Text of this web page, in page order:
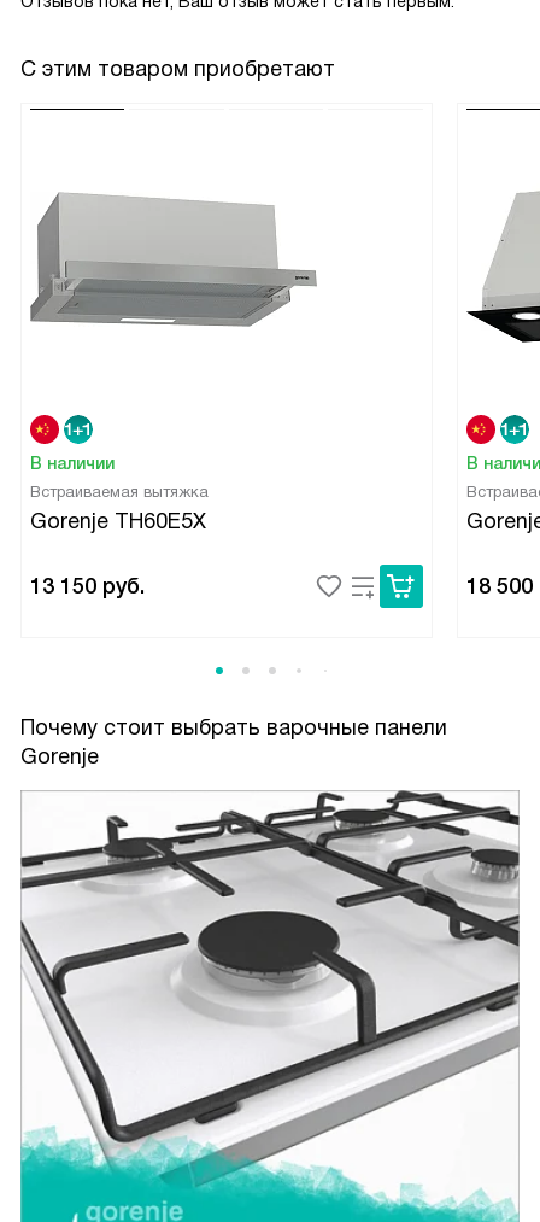
С этим товаром приобретают
В наличии
Встраиваемая вытяжка
Gorenje TH60E5X
13 150 руб.
В
18 500
Почему стоит выбрать варочные панели
Gorenje